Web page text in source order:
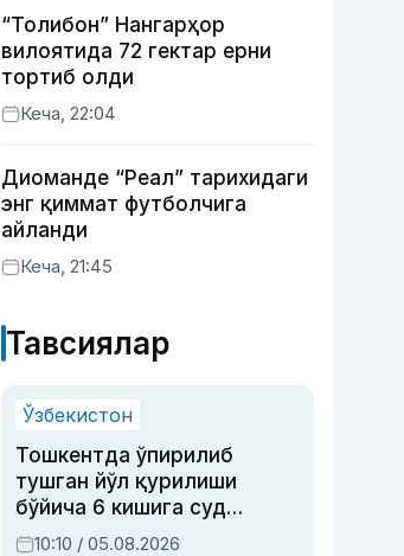
“Толибон” Нангарҳор
вилоятида 72 гектар ерни
тортиб олди
Кеча, 22:04
Диоманде “Реал” тарихидаги
энг қиммат футболчига
айланди
Кеча, 21:45
Тавсиялар
Ўзбекистон
Тошкентда ўпирилиб
тушган йўл қурилиши
бўйича 6 кишига суд
ҳукми ўқилди
10:10 / 05.08.2026